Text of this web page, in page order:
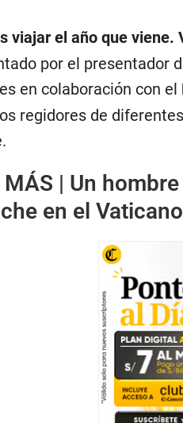
viajar el año que viene.
por el presentador
en colaboración con el
regidores de
MÁS | Un
en el